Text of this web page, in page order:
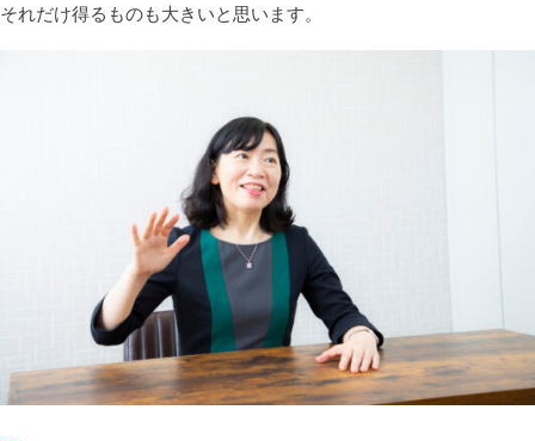
それだけ得るものも大きいと思います。